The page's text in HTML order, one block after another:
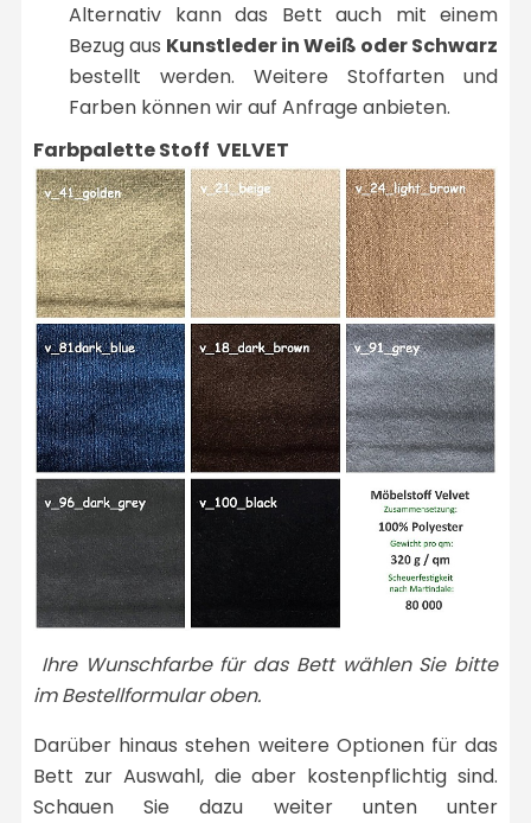
Alternativ kann das Bett auch mit einem
Bezug aus Kunstleder in Weiß oder Schwarz
bestellt werden. Weitere Stoffarten und
Farben können wir auf Anfrage anbieten.
Farbpalette Stoff VELVET
Ihre Wunschfarbe für das Bett wählen Sie bitte
im Bestellformular oben.
Darüber hinaus stehen weitere Optionen für das
Bett zur Auswahl, die aber kostenpflichtig sind.
Schauen Sie dazu weiter unten unter